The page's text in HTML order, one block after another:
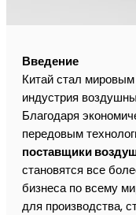
Введение
Китай стал
индустрия
Благодаря
передовым
поставщики
становятся все
бизнеса по всему
для производства,